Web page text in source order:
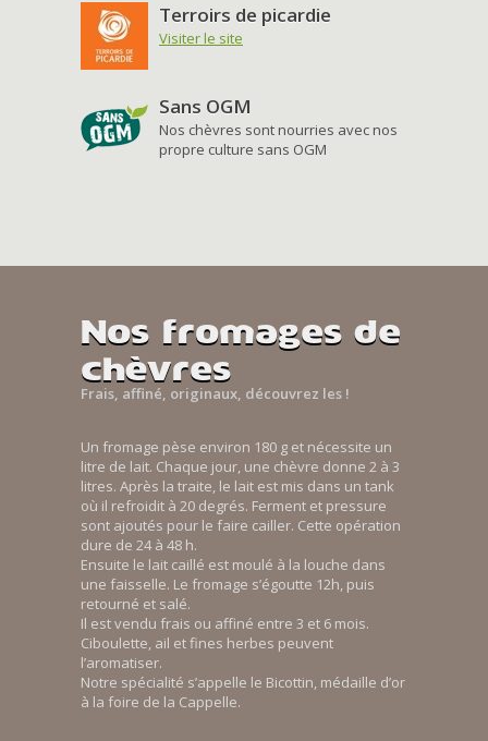
Terroirs de picardie
Visiter le site
Sans OGM
Nos chèvres sont nourries avec nos
propre culture sans OGM
Nos fromages de
chèvres
Frais, affiné, originaux, découvrez les !
Un fromage pèse environ 180 g et nécessite un
litre de lait. Chaque jour, une chèvre donne 2 à 3
litres. Après la traite, le lait est mis dans un tank
où il refroidit à 20 degrés. Ferment et pressure
sont ajoutés pour le faire cailler. Cette opération
dure de 24 à 48 h.
Ensuite le lait caillé est moulé à la louche dans
une faisselle. Le fromage s’égoutte 12h, puis
retourné et salé.
Il est vendu frais ou affiné entre 3 et 6 mois.
Ciboulette, ail et fines herbes peuvent
l’aromatiser.
Notre spécialité s’appelle le Bicottin, médaille d’or
à la foire de la Cappelle.